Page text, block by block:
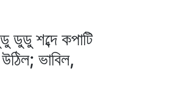
ডুডু শব্দে কপাটি
ভাবিল,